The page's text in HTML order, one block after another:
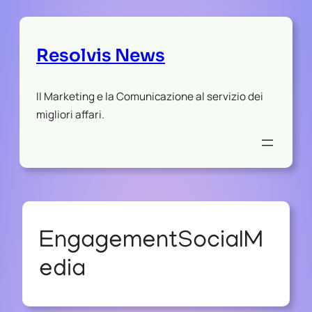
Resolvis News
Il Marketing e la Comunicazione al servizio dei
migliori affari.
EngagementSocialM
edia